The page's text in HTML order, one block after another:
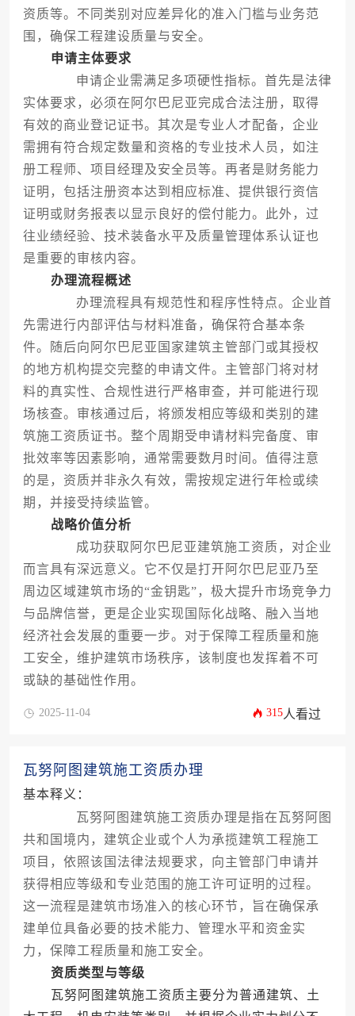
资质等。不同类别对应差异化的准入门槛与业务范
围，确保工程建设质量与安全。
申请主体要求
申请企业需满足多项硬性指标。首先是法律
实体要求，必须在阿尔巴尼亚完成合法注册，取得
有效的商业登记证书。其次是专业人才配备，企业
需拥有符合规定数量和资格的专业技术人员，如注
册工程师、项目经理及安全员等。再者是财务能力
证明，包括注册资本达到相应标准、提供银行资信
证明或财务报表以显示良好的偿付能力。此外，过
往业绩经验、技术装备水平及质量管理体系认证也
是重要的审核内容。
办理流程概述
办理流程具有规范性和程序性特点。企业首
先需进行内部评估与材料准备，确保符合基本条
件。随后向阿尔巴尼亚国家建筑主管部门或其授权
的地方机构提交完整的申请文件。主管部门将对材
料的真实性、合规性进行严格审查，并可能进行现
场核查。审核通过后，将颁发相应等级和类别的建
筑施工资质证书。整个周期受申请材料完备度、审
批效率等因素影响，通常需要数月时间。值得注意
的是，资质并非永久有效，需按规定进行年检或续
期，并接受持续监管。
战略价值分析
成功获取阿尔巴尼亚建筑施工资质，对企业
而言具有深远意义。它不仅是打开阿尔巴尼亚乃至
周边区域建筑市场的“金钥匙”，极大提升市场竞争力
与品牌信誉，更是企业实现国际化战略、融入当地
经济社会发展的重要一步。对于保障工程质量和施
工安全，维护建筑市场秩序，该制度也发挥着不可
或缺的基础性作用。
2025-11-04 315人看过
瓦努阿图建筑施工资质办理
基本释义：
瓦努阿图建筑施工资质办理是指在瓦努阿图
共和国境内，建筑企业或个人为承揽建筑工程施工
项目，依照该国法律法规要求，向主管部门申请并
获得相应等级和专业范围的施工许可证明的过程。
这一流程是建筑市场准入的核心环节，旨在确保承
建单位具备必要的技术能力、管理水平和资金实
力，保障工程质量和施工安全。
资质类型与等级
瓦努阿图建筑施工资质主要分为普通建筑、土